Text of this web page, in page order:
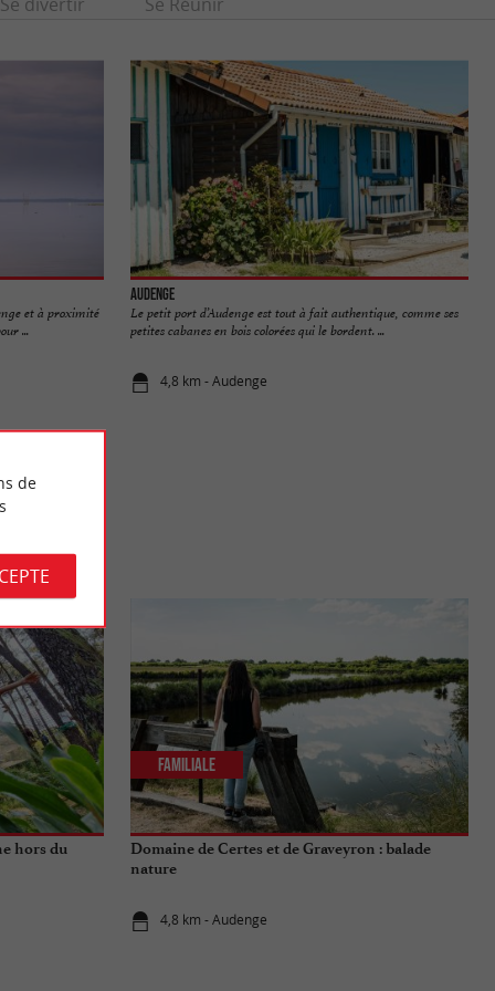
et à proximité
...
Audenge
Le petit port d’Audenge est tout à fait authentique, comme ses
petites cabanes en bois colorées qui le bordent. ...
4,8 km - Audenge
hors du
Domaine de Certes et de Graveyron : balade
nature
4,8 km - Audenge
Familiale
de